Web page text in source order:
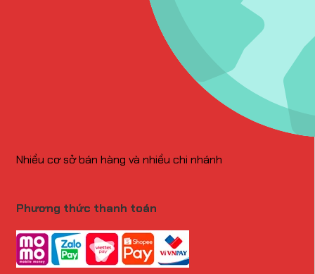
Nhiều cơ sở bán hàng và nhiều chi nhánh
Phương thức thanh toán